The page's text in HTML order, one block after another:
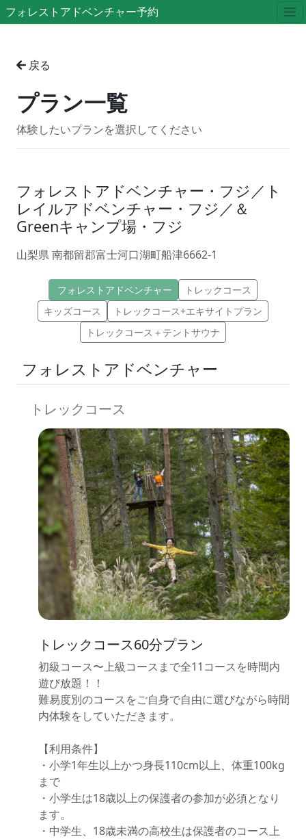
フォレストアドベンチャー予約
戻る
プラン一覧
体験したいプランを選択してください
フォレストアドベンチャー・フジ／ト
レイルアドベンチャー・フジ／＆
Greenキャンプ場・フジ
山梨県 南都留郡富士河口湖町船津6662-1
フォレストアドベンチャー
トレックコース
キッズコース
トレックコース+エキサイトプラン
トレックコース＋テントサウナ
フォレストアドベンチャー
トレックコース
トレックコース60分プラン
初級コース〜上級コースまで全11コースを時間内
遊び放題！！
難易度別のコースをご自身で自由に選びながら時間
内体験をしていただきます。
【利用条件】
・小学1年生以上かつ身長110cm以上、体重100kg
まで
・小学生は18歳以上の保護者の参加が必須となり
ます。
・中学生、18歳未満の高校生は保護者のコース上